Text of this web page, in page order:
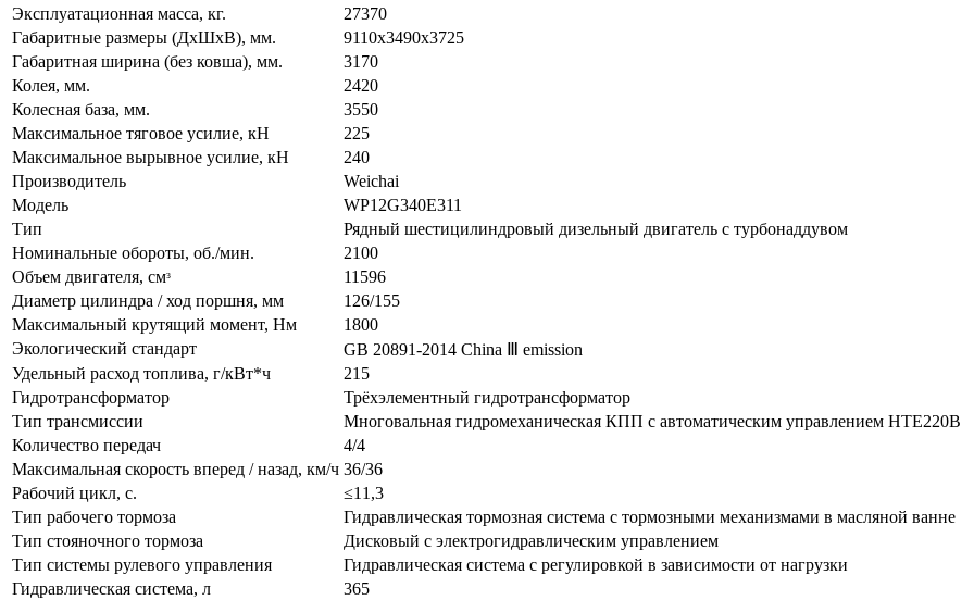
Эксплуатационная масса, кг.
27370
Габаритные размеры (ДxШxВ), мм.
9110x3490x3725
Габаритная ширина (без ковша), мм.
3170
Колея, мм.
2420
Колесная база, мм.
3550
Максимальное тяговое усилие, кН
225
Максимальное вырывное усилие, кН
240
Производитель
Weichai
Модель
WP12G340E311
Тип
Рядный шестицилиндровый дизельный двигатель с турбонаддувом
Номинальные обороты, об./мин.
2100
Объем двигателя, смᶟ
11596
Диаметр цилиндра / ход поршня, мм
126/155
Максимальный крутящий момент, Нм
1800
Экологический стандарт
GB 20891-2014 China Ⅲ emission
Удельный расход топлива, г/кВт*ч
215
Гидротрансформатор
Трёхэлементный гидротрансформатор
Тип трансмиссии
Многовальная гидромеханическая КПП с автоматическим управлением HTE220B
Количество передач
4/4
Максимальная скорость вперед / назад, км/ч 36/36
Рабочий цикл, с.
≤11,3
Тип рабочего тормоза
Гидравлическая тормозная система с тормозными механизмами в масляной ванне
Тип стояночного тормоза
Дисковый с электрогидравлическим управлением
Тип системы рулевого управления
Гидравлическая система с регулировкой в зависимости от нагрузки
Гидравлическая система, л
365